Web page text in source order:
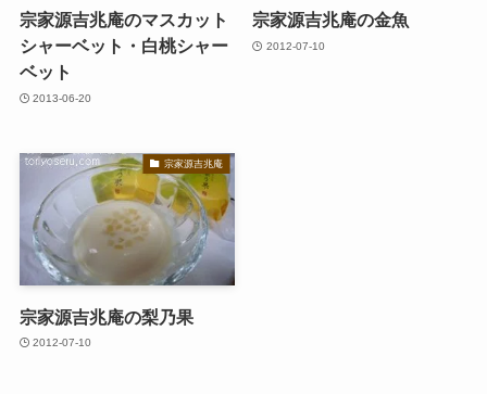
宗家源吉兆庵のマスカット
シャーベット・白桃シャー
ベット
2013-06-20
宗家源吉兆庵の金魚
2012-07-10
宗家源吉兆庵
宗家源吉兆庵の梨乃果
2012-07-10